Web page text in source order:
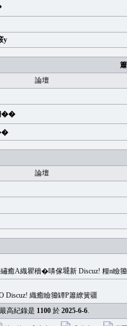
y
論壇
��
論壇
繡癒A織瞿穡�嚊傢𡐿新 Discuz! 糧n
Discuz! 織癒瞼籀罈P簫繚簧疆
高紀錄是 1100 於 2025-6-6.